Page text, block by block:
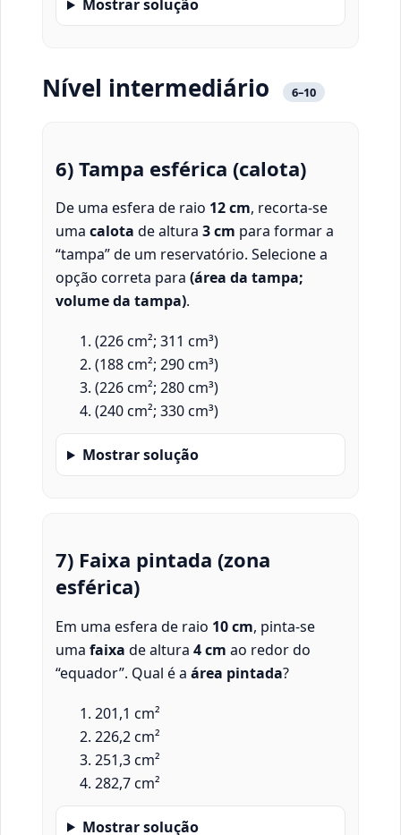
Mostrar solução
Nível intermediário 6–10
6) Tampa esférica (calota)
De uma esfera de raio 12 cm, recorta-se
uma calota de altura 3 cm para formar a
“tampa” de um reservatório. Selecione a
opção correta para (área da tampa;
volume da tampa).
(226 cm²; 311 cm³)
(188 cm²; 290 cm³)
(226 cm²; 280 cm³)
(240 cm²; 330 cm³)
Mostrar solução
7) Faixa pintada (zona
esférica)
Em uma esfera de raio 10 cm, pinta-se
uma faixa de altura 4 cm ao redor do
“equador”. Qual é a área pintada?
201,1 cm²
226,2 cm²
251,3 cm²
282,7 cm²
Mostrar solução